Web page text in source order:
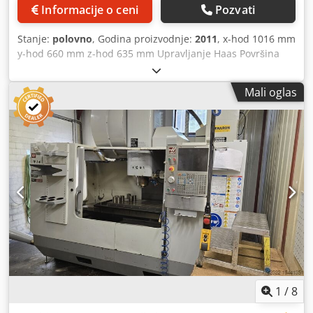
Dimenzije (D x Š x V): 1.370 x 660 x 630 mm OPREMA
Držač alata ISO 50 Automatska izmena alata sa 30 pozicija
RTAP-3 sinhronizovano navojno rezanje TSC 300 psi (21
bar) Rashladni uređaj za rashladnu tečnost Programabilna
mlaznica za rashladnu tečnost MIN QTY LUBE (minimalno
podmazivanje) Automatska mlaznica za vazduh Hlađenje
vazduhom kroz vreteno Renishaw WIPS Brza obrada ACF
filter od 25 mikrona Rashladni uređaj za upravljački
ormarić Odvojivač magle 4. osa predviđena za povezivanje
DWO/TCPC WIFI povezivanje sa lokalnom mrežom WIFI
kamera Automatska vrata 15 držača alata
Informacije o ceni Pozvati
Stanje: polovno, Godina proizvodnje: 2011, x-hod 1016 mm
y-hod 660 mm z-hod 635 mm Upravljanje Haas Površina
stola za stezanje 1.372 x 610 mm Nosivost stola 1.814 kg
Brzi posmak 18 m/min Opseg obrtaja 7.500 o/min
Pogonska snaga glodala 22,4 kW Codpfx Aswvl Apjgxerf
Prihvat alata SK 50 Broj alata u magacinu 30 kom Težina
mašine cca 7,5 t Dimenzije D x Š x V 3,5 x 2,47 x 2,98 m
Vertikalni obradni centar kao nosač delova Električni kvar -
Spiralni transporter strugotine - Dvoručni izmjenjivač alata
- Eksterno ručno kolo - Unutrašnja dovod rashladne
tečnosti - Patron filter
Mali oglas
1 /8